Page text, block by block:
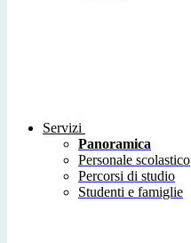
Servizi
Panoramica
Personale scolastico
Percorsi di studio
Studenti e famiglie